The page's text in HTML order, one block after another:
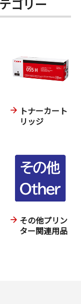
ゴリー
トナーカート
リッジ
その他プリン
ター関連用品